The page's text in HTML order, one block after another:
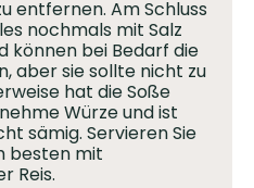
entfernen. Am Schluss
nochmals mit Salz
können bei Bedarf die
aber sie sollte nicht zu
hat die Soße
Würze und ist
sämig. Servieren Sie
besten mit
Reis.